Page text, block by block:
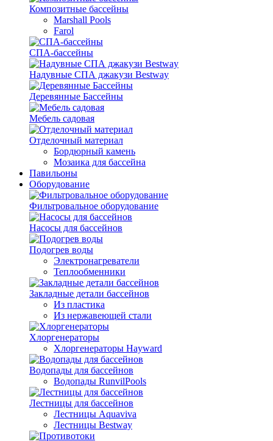
Композитные бассейны
Marshall Pools
Farol
СПА-бассейны
Надувные СПА джакузи Bestway
Деревянные Бассейны
Мебель садовая
Отделочный материал
Бордюрный камень
Мозаика для бассейна
Павильоны
Оборудование
Фильтровальное оборудование
Насосы для бассейнов
Подогрев воды
Электронагреватели
Теплообменники
Закладные детали бассейнов
Из пластика
Из нержавеющей стали
Хлоргенераторы
Хлоргенераторы Hayward
Водопады для бассейнов
Водопады RunvilPools
Лестницы для бассейнов
Лестницы Aquaviva
Лестницы Bestway